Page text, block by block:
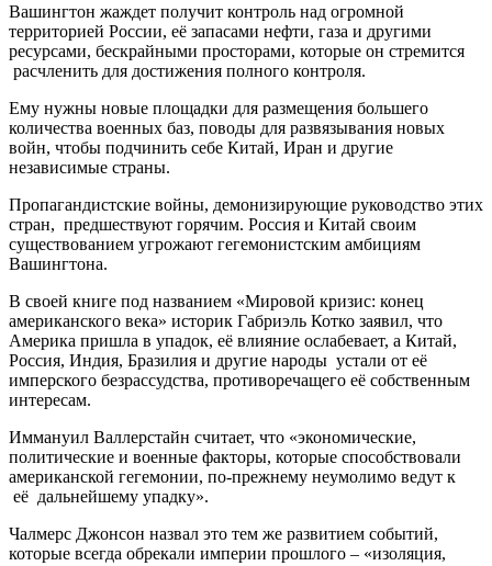
Вашингтон жаждет получит контроль над огромной
территорией России, её запасами нефти, газа и другими
ресурсами, бескрайными просторами, которые он стремится
расчленить для достижения полного контроля.
Ему нужны новые площадки для размещения большего
количества военных баз, поводы для развязывания новых
войн, чтобы подчинить себе Китай, Иран и другие
независимые страны.
Пропагандистские войны, демонизирующие руководство этих
стран, предшествуют горячим. Россия и Китай своим
существованием угрожают гегемонистским амбициям
Вашингтона.
В своей книге под названием «Мировой кризис: конец
американского века» историк Габриэль Котко заявил, что
Америка пришла в упадок, её влияние ослабевает, а Китай,
Россия, Индия, Бразилия и другие народы устали от её
имперского безрассудства, противоречащего её собственным
интересам.
Иммануил Валлерстайн считает, что «экономические,
политические и военные факторы, которые способствовали
американской гегемонии, по-прежнему неумолимо ведут к
её дальнейшему упадку».
Чалмерс Джонсон назвал это тем же развитием событий,
которые всегда обрекали империи прошлого – «изоляция,